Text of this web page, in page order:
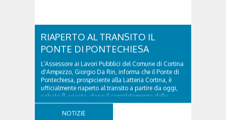
RIAPERTO AL TRANSITO IL
PONTE DI PONTECHIESA
L’Assessore ai Lavori Pubblici del Comune di Cortina
d'Ampezzo, Giorgio Da Rin, informa che il Ponte di
Pontechiesa, prospiciente alla Latteria Cortina, è
ufficialmente riaperto al transito a partire da oggi,
sabato 8 agosto, dopo il completamento delle
verifiche e il positivo collaudo...
NOTIZIE